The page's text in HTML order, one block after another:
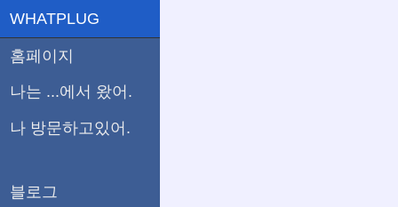
WHATPLUG
홈페이지
나는 ...에서 왔어.
나 방문하고있어.
블로그